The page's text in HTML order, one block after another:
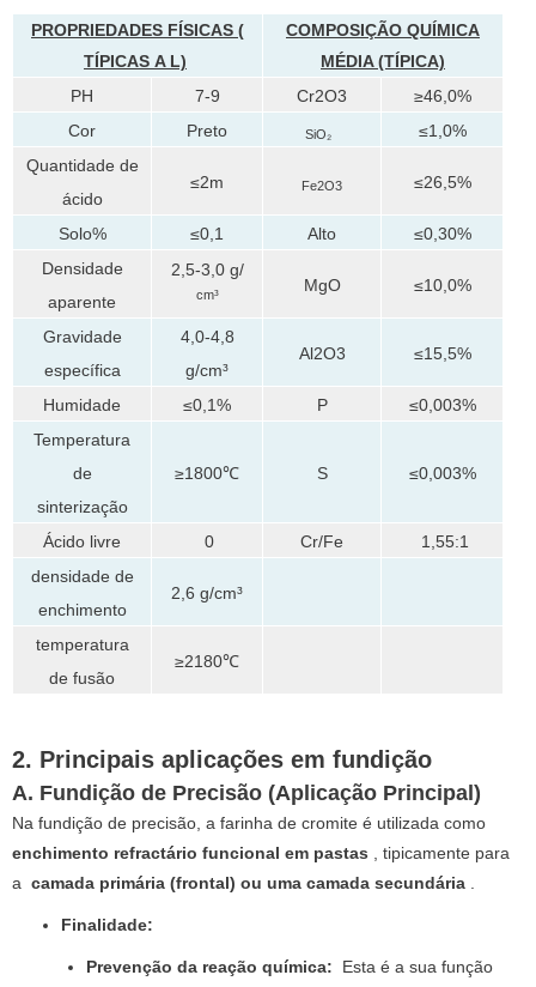
PROPRIEDADES FÍSICAS (
TÍPICAS A L)
COMPOSIÇÃO QUÍMICA
MÉDIA (TÍPICA)
PH
7-9 Cr2O3
≥46,0%
Cor
Preto SiO₂
≤1,0%
Quantidade de
ácido
≤2m Fe2O3 ≤26,5%
Solo% ≤0,1 Alto
≤0,30%
Densidade
aparente
2,5-3,0 g/
cm³
MgO ≤10,0%
Gravidade
específica
4,0-4,8
g/cm³
Al2O3 ≤15,5%
Humidade ≤0,1% P
≤0,003%
Temperatura
de
sinterização
≥1800℃ S ≤0,003%
Ácido livre 0 Cr/Fe
1,55:1
densidade de
enchimento
2,6 g/cm³
temperatura
de fusão
≥2180℃
2. Principais aplicações em fundição
A. Fundição de Precisão (Aplicação Principal)
Na fundição de precisão, a farinha de cromite é utilizada como
enchimento refractário funcional em pastas , tipicamente para
a camada primária (frontal) ou uma camada secundária
Finalidade:
Prevenção da reação química: Esta é a sua função